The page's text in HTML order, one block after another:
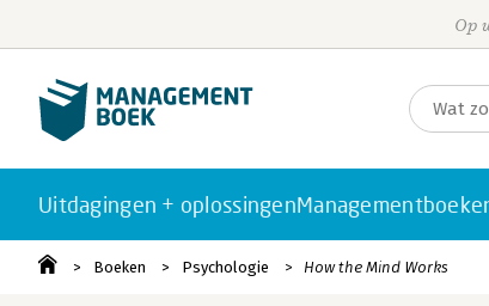
Op
Uitdagingen + oplossingen
Boeken Psychologie How the Mind Works